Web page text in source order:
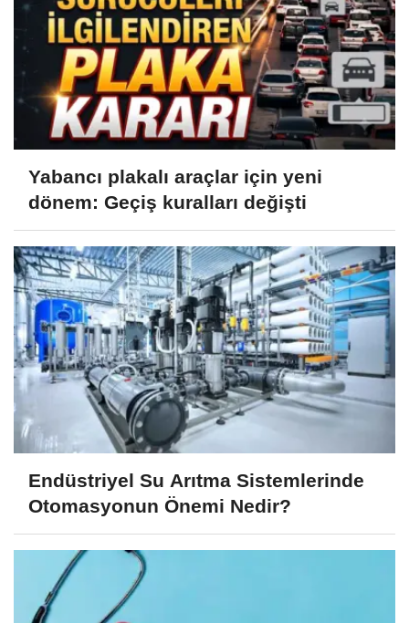
Yabancı plakalı araçlar için yeni
dönem: Geçiş kuralları değişti
Endüstriyel Su Arıtma Sistemlerinde
Otomasyonun Önemi Nedir?